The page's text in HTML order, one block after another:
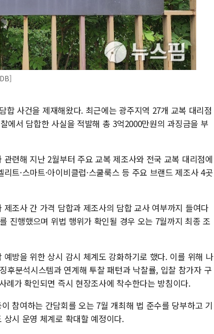
합 사건을 제재해왔다. 최근에는 광주지역 27개 교복 대리점
에서 담합한 사실을 적발해 총 3억2000만원의 과징금을 부
련해 지난 2월부터 주요 교복 제조사와 전국 교복 대리점에
트·스마트·아이비클럽·스쿨룩스 등 주요 브랜드 제조사 4곳
조사 간 가격 담합과 제조사의 담합 교사 여부까지 들여다
진행했으며 위법 행위가 확인될 경우 오는 7월까지 최종 조
방을 위한 상시 감시 체계도 강화하기로 했다. 이를 위해 나
후분석시스템과 연계해 투찰 패턴과 낙찰률, 입찰 참가자 구
례가 확인되면 즉시 현장조사에 착수한다는 방침이다.
참여하는 간담회를 오는 7월 개최해 법 준수를 당부하고 기
시 운영 체계로 확대할 예정이다.